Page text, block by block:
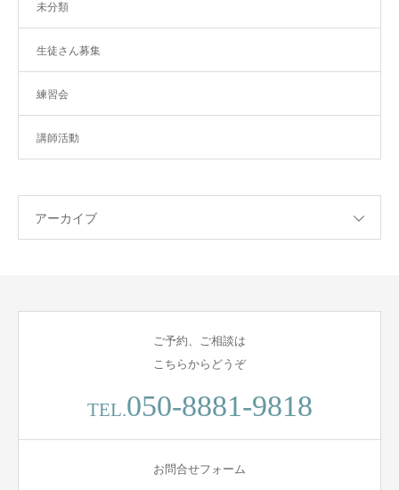
未分類
生徒さん募集
練習会
講師活動
アーカイブ
ご予約、ご相談は
こちらからどうぞ
TEL.050-8881-9818
お問合せフォーム